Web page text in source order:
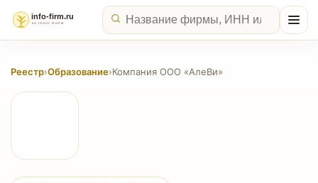
Реестр›Образование›Компания ООО «АлеВи»